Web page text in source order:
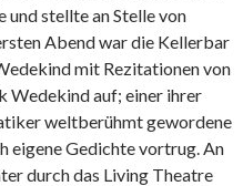
und stellte an Stelle von
Abend war die Kellerbar
mit Rezitationen von
Wedekind auf; einer ihrer
weltberühmt gewordene
eigene Gedichte vortrug. An
durch das Living Theatre